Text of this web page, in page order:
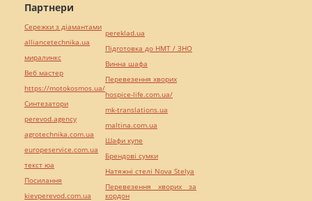
Партнери
Сережки з діамантами
alliancetechnika.ua
миралинкс
Веб мастер
https://motokosmos.ua/
Синтезатори
perevod.agency
agrotechnika.com.ua
europeservice.com.ua
текст юа
Посилання
kievperevod.com.ua
pereklad.ua
Підготовка до НМТ / ЗНО
Винна шафа
Перевезення хворих
hospice-life.com.ua/
mk-translations.ua
maltina.com.ua
Шафи купе
Брендові сумки
Натяжні стелі Nova Stelya
Перевезення хворих за
кордон